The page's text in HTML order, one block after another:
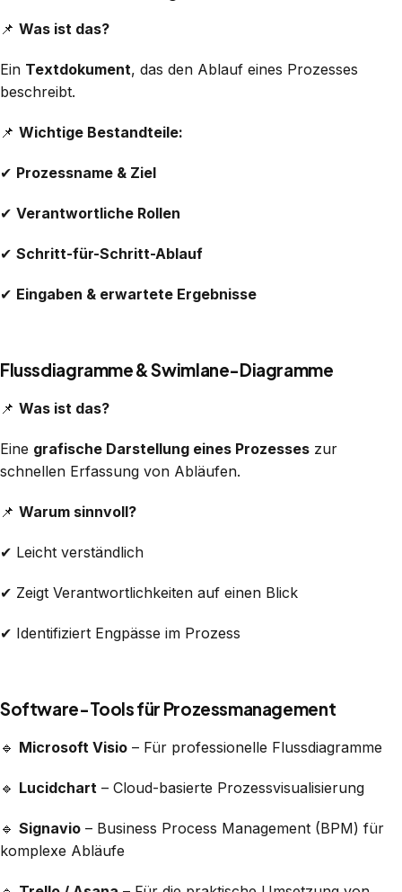
📌 Was ist das?
Ein Textdokument, das den Ablauf eines Prozesses
beschreibt.
📌 Wichtige Bestandteile:
✔ Prozessname & Ziel
✔ Verantwortliche Rollen
✔ Schritt-für-Schritt-Ablauf
✔ Eingaben & erwartete Ergebnisse
Flussdiagramme & Swimlane-Diagramme
📌 Was ist das?
Eine grafische Darstellung eines Prozesses zur
schnellen Erfassung von Abläufen.
📌 Warum sinnvoll?
✔ Leicht verständlich
✔ Zeigt Verantwortlichkeiten auf einen Blick
✔ Identifiziert Engpässe im Prozess
Software-Tools für Prozessmanagement
🔹 Microsoft Visio – Für professionelle Flussdiagramme
🔹 Lucidchart – Cloud-basierte Prozessvisualisierung
🔹 Signavio – Business Process Management (BPM) für
komplexe Abläufe